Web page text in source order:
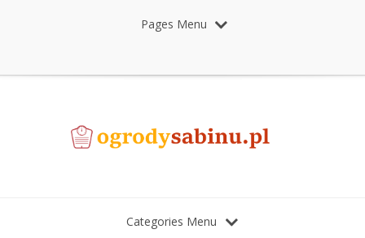
Pages Menu
Categories Menu